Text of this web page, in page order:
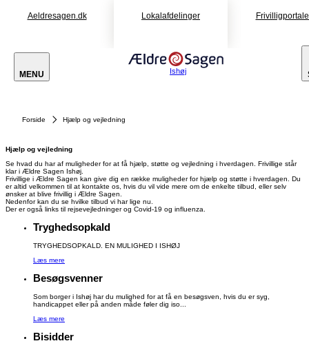
Aeldresagen.dk Lokalafdelinger
MENU Ishøj
Forside Hjælp og vejledning
Hjælp og vejledning
Se hvad du har af muligheder for at få hjælp, støtte og vejledning i hverdagen. Frivillige står
klar i Ældre Sagen Ishøj.
Frivillige i Ældre Sagen kan give dig en række muligheder for hjælp og støtte i hverdagen. Du
er altid velkommen til at kontakte os, hvis du vil vide mere om de enkelte tilbud, eller selv
ønsker at blive frivillig i Ældre Sagen.
Nedenfor kan du se hvilke tilbud vi har lige nu.
Der er også links til rejsevejledninger og Covid-19 og influenza.
Tryghedsopkald
TRYGHEDSOPKALD. EN MULIGHED I ISHØJ
Læs mere
Besøgsvenner
Som borger i Ishøj har du mulighed for at få en besøgsven, hvis du er syg,
handicappet eller på anden måde føler dig iso...
Læs mere
Bisidder